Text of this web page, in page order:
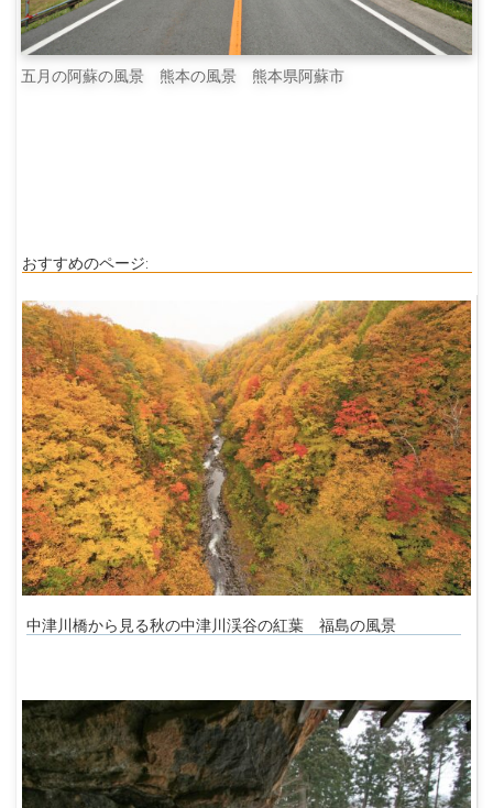
五月の阿蘇の風景 熊本の風景 熊本県阿蘇市
おすすめのページ:
中津川橋から見る秋の中津川渓谷の紅葉 福島の風景